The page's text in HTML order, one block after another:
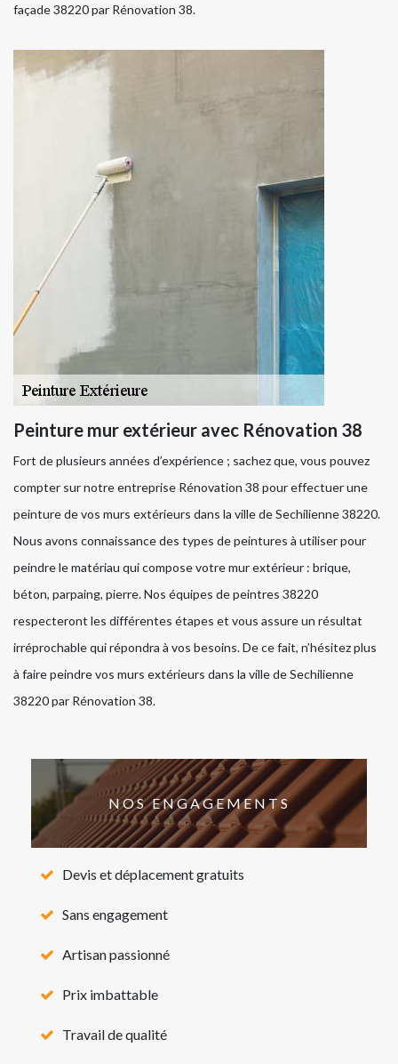
façade 38220 par Rénovation 38.
Peinture mur extérieur avec Rénovation 38
Fort de plusieurs années d’expérience ; sachez que, vous pouvez
compter sur notre entreprise Rénovation 38 pour effectuer une
peinture de vos murs extérieurs dans la ville de Sechilienne 38220.
Nous avons connaissance des types de peintures à utiliser pour
peindre le matériau qui compose votre mur extérieur : brique,
béton, parpaing, pierre. Nos équipes de peintres 38220
respecteront les différentes étapes et vous assure un résultat
irréprochable qui répondra à vos besoins. De ce fait, n’hésitez plus
à faire peindre vos murs extérieurs dans la ville de Sechilienne
38220 par Rénovation 38.
NOS ENGAGEMENTS
Devis et déplacement gratuits
Sans engagement
Artisan passionné
Prix imbattable
Travail de qualité